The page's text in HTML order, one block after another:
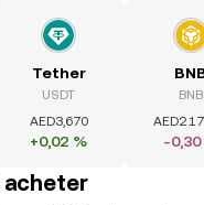
Tether
USDT
AED3,670
+0,02 %
BNB
AED2
-0,30
acheter